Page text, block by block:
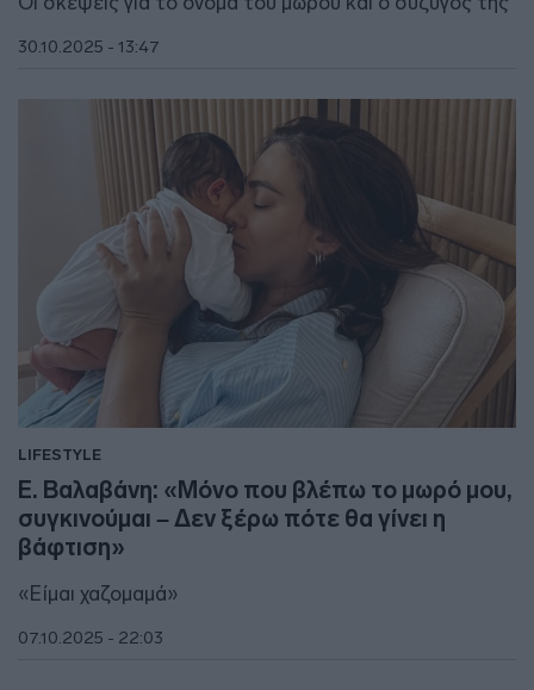
30.10.2025 - 13:47
LIFESTYLE
Ε. Βαλαβάνη: «Μόνο που βλέπω το μωρό μου,
συγκινούμαι – Δεν ξέρω πότε θα γίνει η
βάφτιση»
«Είμαι χαζομαμά»
07.10.2025 - 22:03